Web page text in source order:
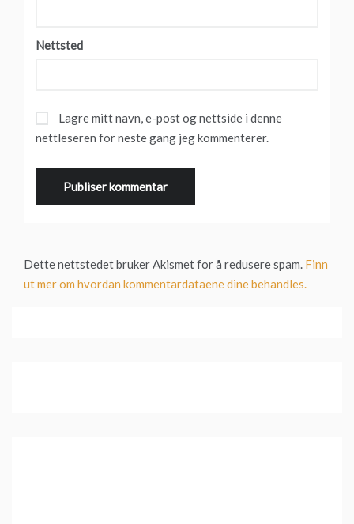
Nettsted
Lagre mitt navn, e-post og nettside i denne
nettleseren for neste gang jeg kommenterer.
Dette nettstedet bruker Akismet for å redusere spam. Finn
ut mer om hvordan kommentardataene dine behandles.